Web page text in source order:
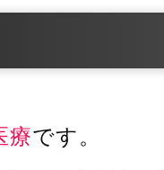
療です。